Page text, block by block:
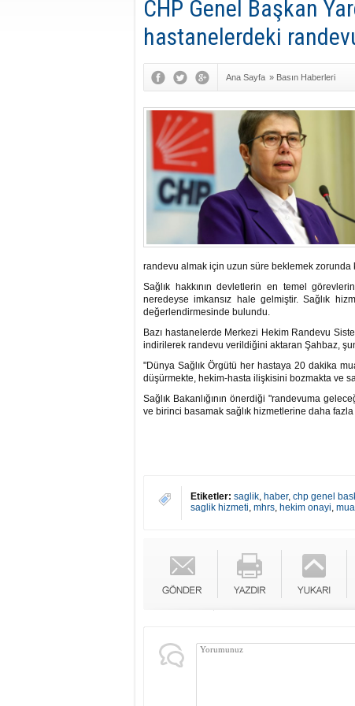
CHP Genel Başkan
hastanelerdeki
Ana Sayfa » Basın Haberleri
randevu almak için uzun süre beklemek zorunda
Sağlık hakkının devletlerin en temel
neredeyse imkansız hale gelmiştir. Sağlık
değerlendirmesinde bulundu.
Bazı hastanelerde Merkezi Hekim Randevu
indirilerek randevu verildiğini aktaran Şahbaz,
"Dünya Sağlık Örgütü her hastaya 20 dakika
düşürmekte, hekim-hasta ilişkisini bozmakta ve
Sağlık Bakanlığının önerdiği "randevuma
ve birinci basamak sağlık hizmetlerine daha
Etiketler: saglik, haber, chp genel
saglik hizmeti, mhrs, hekim onayi,